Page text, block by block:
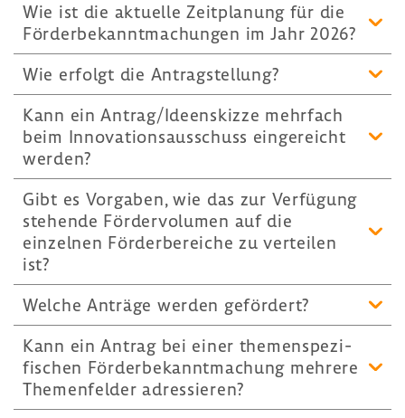
Wie ist die aktu­elle Zeit­pla­nung für die
Förder­be­kannt­ma­chungen im Jahr 2026?
Wie erfolgt die Antrag­stel­lung?
Kann ein Antrag/Ideen­skizze mehr­fach
beim Inno­va­ti­ons­aus­schuss einge­reicht
werden?
Gibt es Vorgaben, wie das zur Verfü­gung
stehende Förder­vo­lumen auf die
einzelnen Förder­be­reiche zu verteilen
ist?
Welche Anträge werden geför­dert?
Kann ein Antrag bei einer themen­spe­zi­
fi­schen Förder­be­kannt­ma­chung mehrere
Themen­felder adres­sieren?